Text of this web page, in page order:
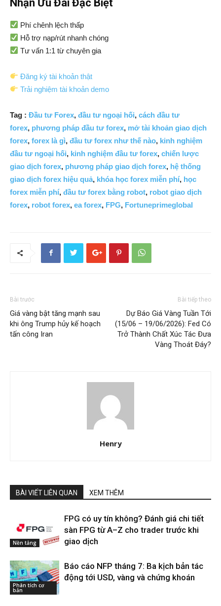
Nhận Ưu Đãi Đặc Biệt
Phí chênh lệch thấp
Hỗ trợ nạp/rút nhanh chóng
Tư vấn 1:1 từ chuyên gia
Đăng ký tài khoản thật
Trải nghiệm tài khoản demo
Tag : Đầu tư Forex, đầu tư ngoại hối, cách đầu tư
forex, phương pháp đầu tư forex, mở tài khoản giao dịch
forex, forex là gì, đầu tư forex như thế nào, kinh nghiệm
đầu tư ngoại hối, kinh nghiệm đầu tư forex, chiến lược
giao dịch forex, phương pháp giao dịch forex, hệ thống
giao dịch forex hiệu quả, khóa học forex miễn phí, học
forex miễn phí, đầu tư forex bằng robot, robot giao dịch
forex, robot forex, ea forex, FPG, Fortuneprimeglobal
Bài trước
Giá vàng bật tăng mạnh sau
khi ông Trump hủy kế hoạch
tấn công Iran
Bài tiếp theo
Dự Báo Giá Vàng Tuần Tới
(15/06 – 19/06/2026): Fed Có
Trở Thành Chất Xúc Tác Đưa
Vàng Thoát Đáy?
Henry
BÀI VIẾT LIÊN QUAN XEM THÊM
Nền tảng
FPG có uy tín không? Đánh giá chi tiết
sàn FPG từ A–Z cho trader trước khi
giao dịch
Phân tích cơ
bản
Báo cáo NFP tháng 7: Ba kịch bản tác
động tới USD, vàng và chứng khoán